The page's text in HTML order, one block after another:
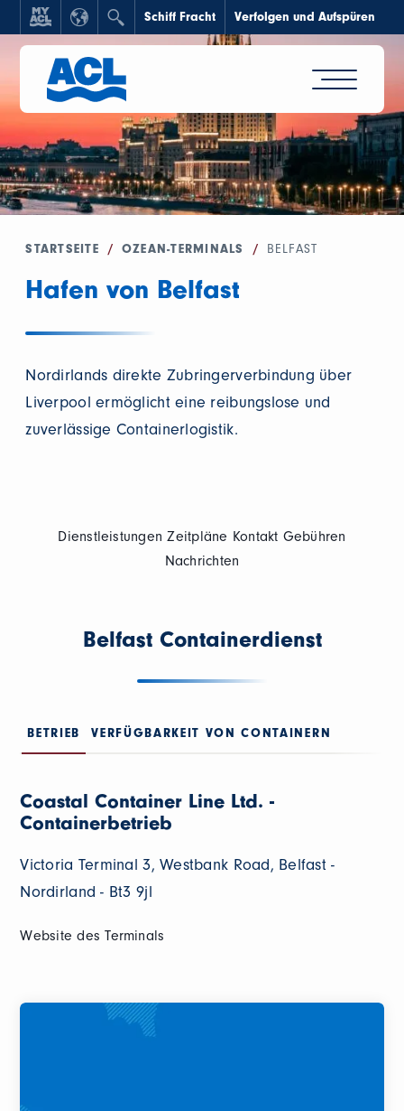
Schiff Fracht Verfolgen und Aufspüren
STARTSEITE / OZEAN-TERMINALS / BELFAST
Hafen von Belfast
Nordirlands direkte Zubringerverbindung über
Liverpool ermöglicht eine reibungslose und
zuverlässige Containerlogistik.
Dienstleistungen Zeitpläne Kontakt Gebühren
Nachrichten
Belfast Containerdienst
BETRIEB VERFÜGBARKEIT VON CONTAINERN
Coastal Container Line Ltd. -
Containerbetrieb
Victoria Terminal 3, Westbank Road, Belfast -
Nordirland - Bt3 9jl
Website des Terminals